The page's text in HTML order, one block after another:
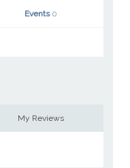
Events 0
My Reviews